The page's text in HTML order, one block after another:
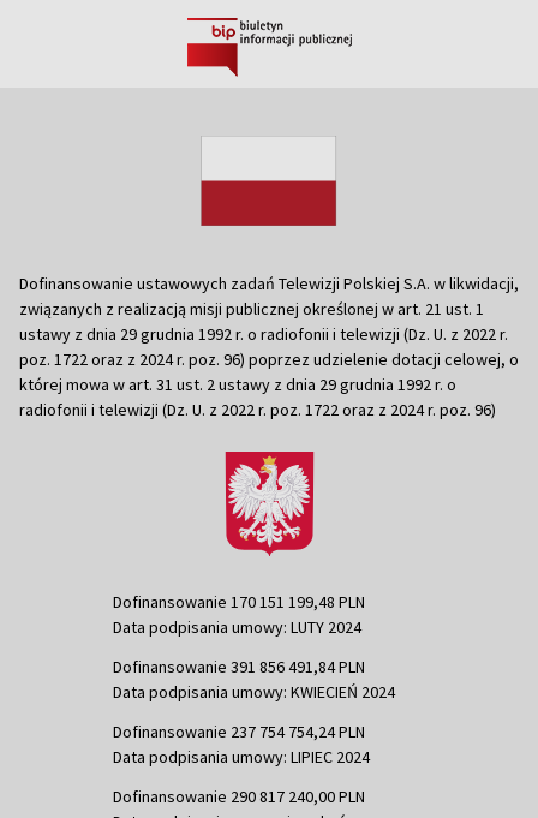
Dofinansowanie ustawowych zadań Telewizji Polskiej S.A. w likwidacji,
związanych z realizacją misji publicznej określonej w art. 21 ust. 1
ustawy z dnia 29 grudnia 1992 r. o radiofonii i telewizji (Dz. U. z 2022 r.
poz. 1722 oraz z 2024 r. poz. 96) poprzez udzielenie dotacji celowej, o
której mowa w art. 31 ust. 2 ustawy z dnia 29 grudnia 1992 r. o
radiofonii i telewizji (Dz. U. z 2022 r. poz. 1722 oraz z 2024 r. poz. 96)
Dofinansowanie 170 151 199,48 PLN
Data podpisania umowy: LUTY 2024
Dofinansowanie 391 856 491,84 PLN
Data podpisania umowy: KWIECIEŃ 2024
Dofinansowanie 237 754 754,24 PLN
Data podpisania umowy: LIPIEC 2024
Dofinansowanie 290 817 240,00 PLN